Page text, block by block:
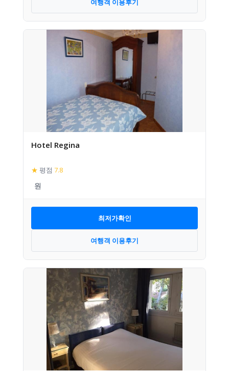
Hotel Regina
★ 평점 7.8
최저가확인
여행객 이용후기